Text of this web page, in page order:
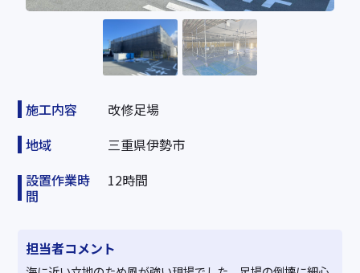
施工内容
改修足場
地域
三重県伊勢市
設置作業時
間
12時間
担当者コメント